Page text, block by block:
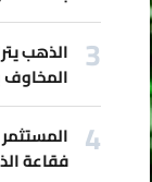
الذهب
المخاوف
فقاعة